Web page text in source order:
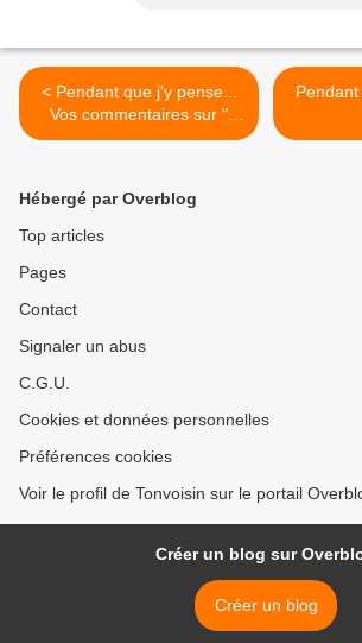
< Pendant que j'y pense...
Vos commentaires sur "
Dîner avec des cons"
Hébergé par Overblog
Top articles
Pages
Contact
Signaler un abus
C.G.U.
Cookies et données personnelles
Préférences cookies
Voir le profil de Tonvoisin sur le portail
Créer un blog sur
Créer un blog